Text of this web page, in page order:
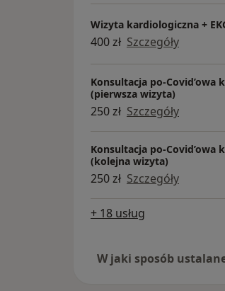
Wizyta kardiologiczna +
400 zł Szczegóły
Konsultacja po-
(pierwsza wizyta)
250 zł Szczegóły
Konsultacja po-
(kolejna wizyta)
250 zł Szczegóły
+ 18 usług
W jaki sposób